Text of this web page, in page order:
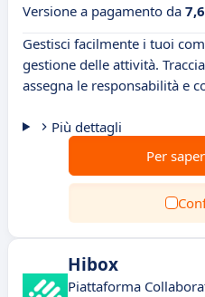
Versione a pagamento da
Gestisci facilmente i tuoi
gestione delle attività.
assegna le responsabilità e
Più dettagli
Per
Hibox
Piattaforma